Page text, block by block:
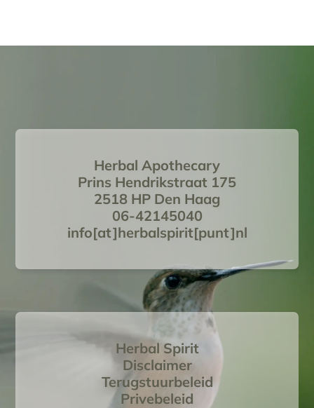
Herbal Apothecary
Prins Hendrikstraat 175
2518 HP Den Haag
06-42145040
info[at]herbalspirit[punt]nl
Herbal Spirit
Disclaimer
Terugstuurbeleid
Privebeleid